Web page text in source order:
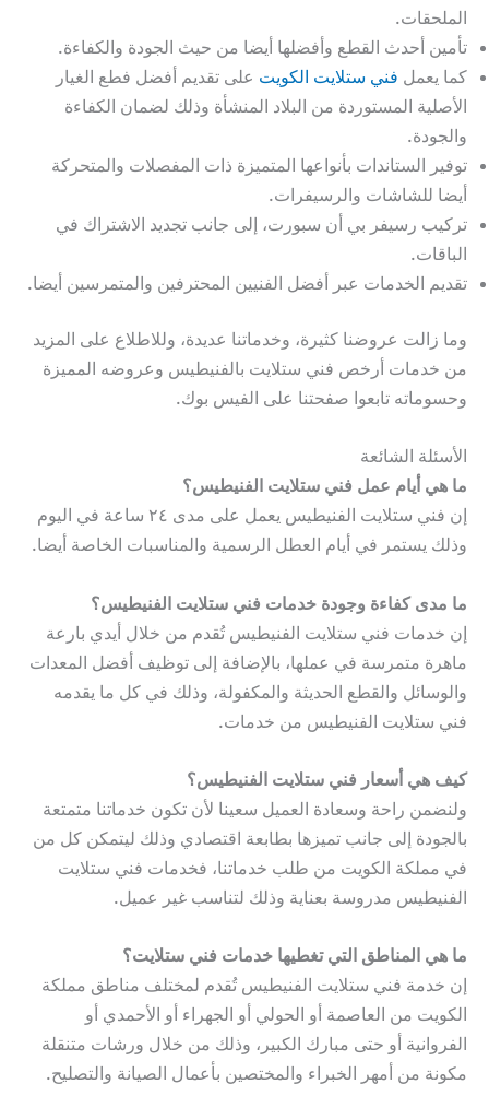
الملحقات.
تأمين أحدث القطع وأفضلها أيضا من حيث الجودة والكفاءة.
كما يعمل فني ستلايت الكويت على تقديم أفضل فطع الغيار
الأصلية المستوردة من البلاد المنشأة وذلك لضمان الكفاءة
والجودة.
توفير الستاندات بأنواعها المتميزة ذات المفصلات والمتحركة
أيضا للشاشات والرسيفرات.
تركيب رسيفر بي أن سبورت، إلى جانب تجديد الاشتراك في
الباقات.
تقديم الخدمات عبر أفضل الفنيين المحترفين والمتمرسين أيضا.
وما زالت عروضنا كثيرة، وخدماتنا عديدة، وللاطلاع على المزيد
من خدمات أرخص فني ستلايت بالفنيطيس وعروضه المميزة
وحسوماته تابعوا صفحتنا على الفيس بوك.
الأسئلة الشائعة
ما هي أيام عمل فني ستلايت الفنيطيس؟
إن فني ستلايت الفنيطيس يعمل على مدى ٢٤ ساعة في اليوم
وذلك يستمر في أيام العطل الرسمية والمناسبات الخاصة أيضا.
ما مدى كفاءة وجودة خدمات فني ستلايت الفنيطيس؟
إن خدمات فني ستلايت الفنيطيس تُقدم من خلال أيدي بارعة
ماهرة متمرسة في عملها، بالإضافة إلى توظيف أفضل المعدات
والوسائل والقطع الحديثة والمكفولة، وذلك في كل ما يقدمه
فني ستلايت الفنيطيس من خدمات.
كيف هي أسعار فني ستلايت الفنيطيس؟
ولنضمن راحة وسعادة العميل سعينا لأن تكون خدماتنا متمتعة
بالجودة إلى جانب تميزها بطابعة اقتصادي وذلك ليتمكن كل من
في مملكة الكويت من طلب خدماتنا، فخدمات فني ستلايت
الفنيطيس مدروسة بعناية وذلك لتناسب غير عميل.
ما هي المناطق التي تغطيها خدمات فني ستلايت؟
إن خدمة فني ستلايت الفنيطيس تُقدم لمختلف مناطق مملكة
الكويت من العاصمة أو الحولي أو الجهراء أو الأحمدي أو
الفروانية أو حتى مبارك الكبير، وذلك من خلال ورشات متنقلة
مكونة من أمهر الخبراء والمختصين بأعمال الصيانة والتصليح.